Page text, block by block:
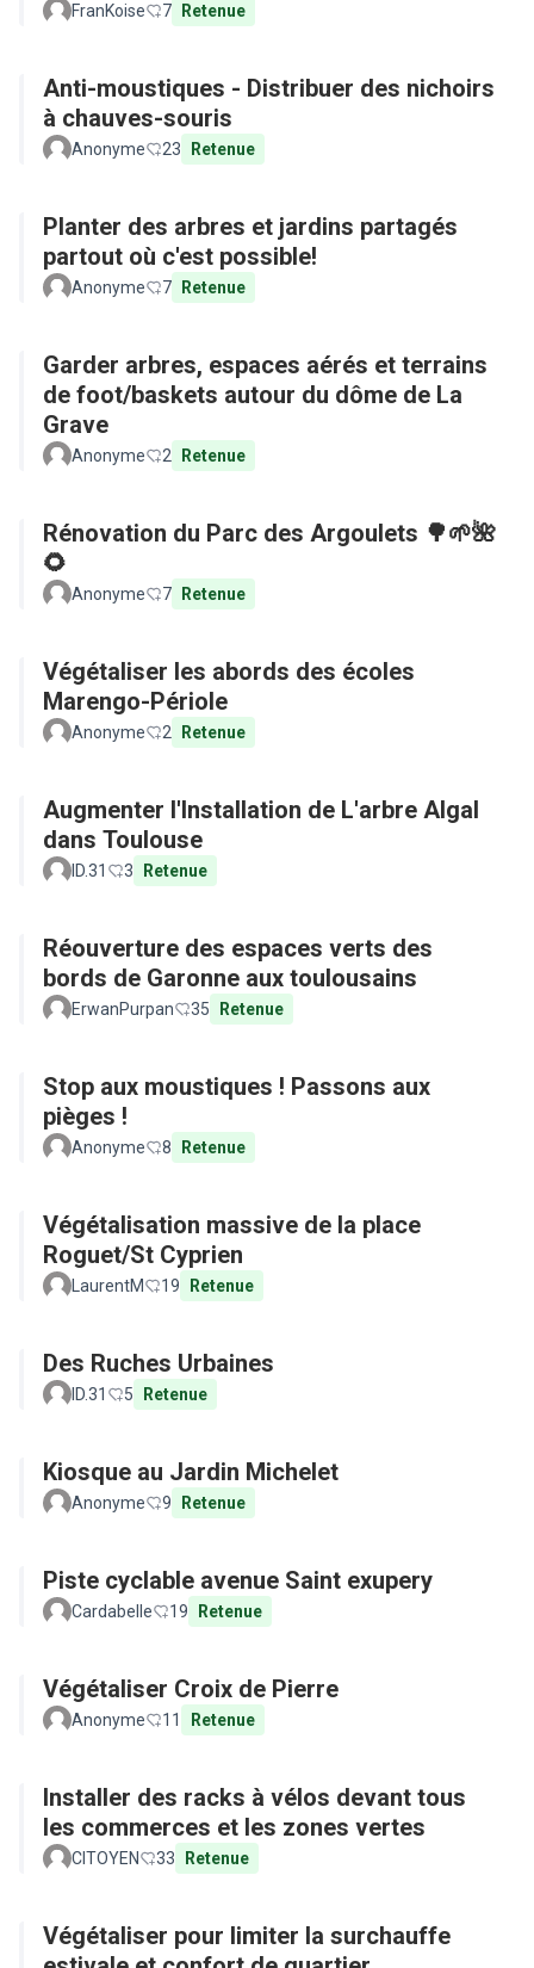
FranKoise 7 Retenue
Anti-moustiques - Distribuer des nichoirs
à chauves-souris
Anonyme 23 Retenue
Planter des arbres et jardins partagés
partout où c'est possible!
Anonyme 7 Retenue
Garder arbres, espaces aérés et terrains
de foot/baskets autour du dôme de La
Grave
Anonyme 2 Retenue
Rénovation du Parc des Argoulets 🌳🌱🌺
🌻
Anonyme 7 Retenue
Végétaliser les abords des écoles
Marengo-Périole
Anonyme 2 Retenue
Augmenter l'Installation de L'arbre Algal
dans Toulouse
ID.31 3 Retenue
Réouverture des espaces verts des
bords de Garonne aux toulousains
ErwanPurpan 35 Retenue
Stop aux moustiques ! Passons aux
pièges !
Anonyme 8 Retenue
Végétalisation massive de la place
Roguet/St Cyprien
LaurentM 19 Retenue
Des Ruches Urbaines
ID.31 5 Retenue
Kiosque au Jardin Michelet
Anonyme 9 Retenue
Piste cyclable avenue Saint exupery
Cardabelle 19 Retenue
Végétaliser Croix de Pierre
Anonyme 11 Retenue
Installer des racks à vélos devant tous
les commerces et les zones vertes
CITOYEN 33 Retenue
Végétaliser pour limiter la surchauffe